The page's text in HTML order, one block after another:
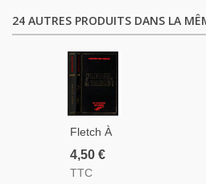
24 AUTRES PRODUITS DANS LA
Fletch À
Table,
Gregory
4,50 €
TTC